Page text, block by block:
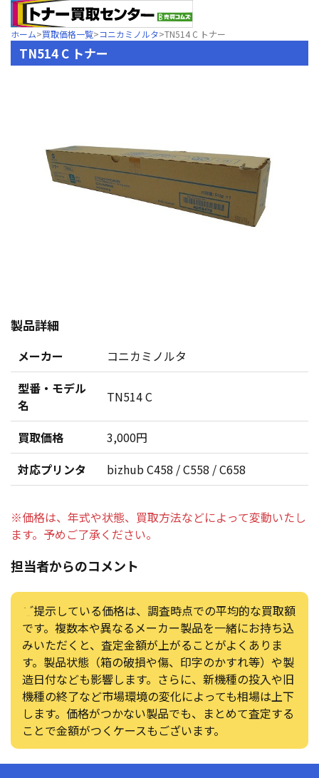
ホーム>買取価格一覧>コニカミノルタ>TN514 C トナー
TN514 C トナー
製品詳細
メーカー
コニカミノルタ
型番・モデル
名
TN514 C
買取価格
3,000円
対応プリンタ
bizhub C458 / C558 / C658
※価格は、年式や状態、買取方法などによって変動いたし
ます。予めご了承ください。
担当者からのコメント
ご提示している価格は、調査時点での平均的な買取額
です。複数本や異なるメーカー製品を一緒にお持ち込
みいただくと、査定金額が上がることがよくありま
す。製品状態（箱の破損や傷、印字のかすれ等）や製
造日付なども影響します。さらに、新機種の投入や旧
機種の終了など市場環境の変化によっても相場は上下
します。価格がつかない製品でも、まとめて査定する
ことで金額がつくケースもございます。